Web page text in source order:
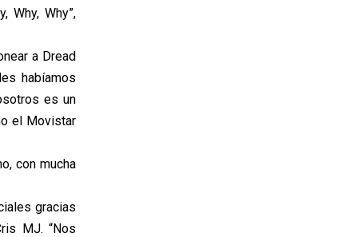
Why, Why”,
a Dread
habíamos
es un
el Movistar
con mucha
gracias
MJ. “Nos